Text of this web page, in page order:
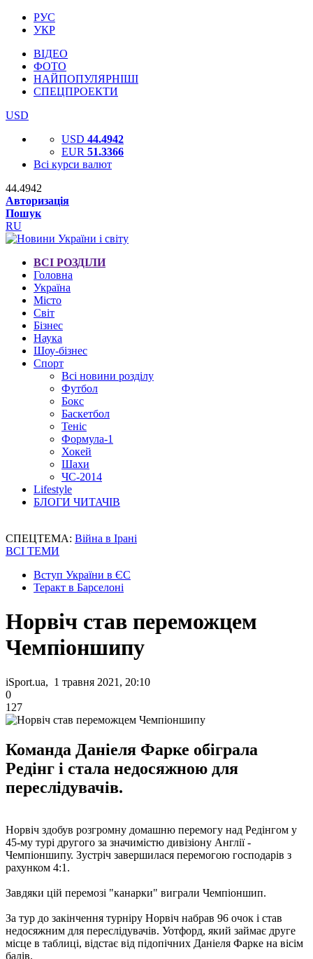
РУС
УКР
ВІДЕО
ФОТО
НАЙПОПУЛЯРНІШІ
СПЕЦПРОЕКТИ
USD
USD 44.4942
EUR 51.3366
Всі курси валют
44.4942
Авторизація
Пошук
RU
ВСІ РОЗДІЛИ
Головна
Україна
Місто
Світ
Бізнес
Наука
Шоу-бізнес
Спорт
Всі новини розділу
Футбол
Бокс
Баскетбол
Теніс
Формула-1
Хокей
Шахи
ЧС-2014
Lifestyle
БЛОГИ ЧИТАЧІВ
СПЕЦТЕМА: Війна в Ірані
ВСІ ТЕМИ
Вступ України в ЄС
Теракт в Барселоні
Норвіч став переможцем
Чемпіоншипу
iSport.ua, 1 травня 2021, 20:10
0
127
Команда Даніеля Фарке обіграла
Редінг і стала недосяжною для
переслідувачів.
Норвіч здобув розгромну домашню перемогу над Редінгом у
45-му турі другого за значимістю дивізіону Англії -
Чемпіоншипу. Зустріч завершилася перемогою господарів з
рахунком 4:1.
Завдяки цій перемозі "канарки" виграли Чемпіоншип.
За тур до закінчення турніру Норвіч набрав 96 очок і став
недосяжним для переслідувачів. Уотфорд, який займає друге
місце в таблиці, відстає від підопічних Даніеля Фарке на вісім
балів.